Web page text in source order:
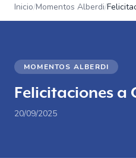
Inicio/Momentos Alberdi/
MOMENTOS ALBERDI
Felicitaciones a
20/09/2025